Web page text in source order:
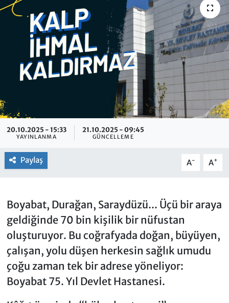
20.10.2025 - 15:33
YAYINLANMA
21.10.2025 - 09:45
GÜNCELLEME
Paylaş A- A+
Boyabat, Durağan, Saraydüzü... Üçü bir araya
geldiğinde 70 bin kişilik bir nüfustan
oluşturuyor. Bu coğrafyada doğan, büyüyen,
çalışan, yolu düşen herkesin sağlık umudu
çoğu zaman tek bir adrese yöneliyor:
Boyabat 75. Yıl Devlet Hastanesi.